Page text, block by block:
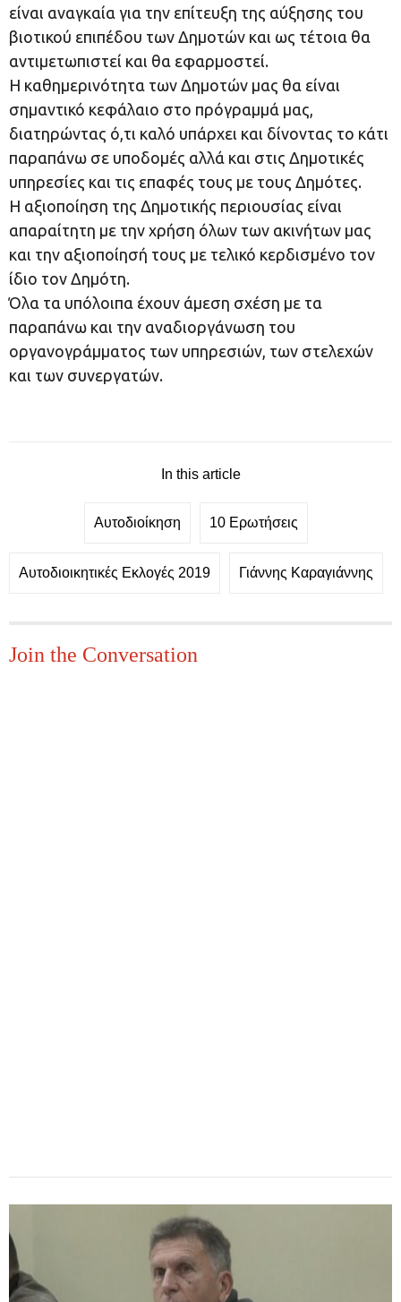
είναι αναγκαία για την επίτευξη της αύξησης του
βιοτικού επιπέδου των Δημοτών και ως τέτοια θα
αντιμετωπιστεί και θα εφαρμοστεί.
Η καθημερινότητα των Δημοτών μας θα είναι
σημαντικό κεφάλαιο στο πρόγραμμά μας,
διατηρώντας ό,τι καλό υπάρχει και δίνοντας το κάτι
παραπάνω σε υποδομές αλλά και στις Δημοτικές
υπηρεσίες και τις επαφές τους με τους Δημότες.
Η αξιοποίηση της Δημοτικής περιουσίας είναι
απαραίτητη με την χρήση όλων των ακινήτων μας
και την αξιοποίησή τους με τελικό κερδισμένο τον
ίδιο τον Δημότη.
Όλα τα υπόλοιπα έχουν άμεση σχέση με τα
παραπάνω και την αναδιοργάνωση του
οργανογράμματος των υπηρεσιών, των στελεχών
και των συνεργατών.
In this article
Αυτοδιοίκηση 10 Ερωτήσεις
Αυτοδιοικητικές Εκλογές 2019 Γιάννης Καραγιάννης
Join the Conversation